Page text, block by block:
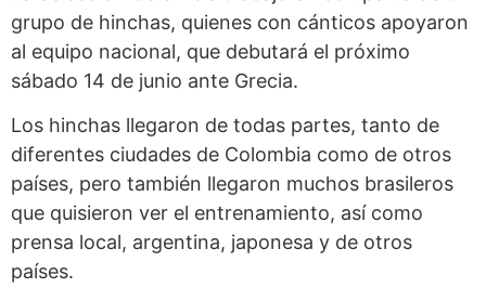
grupo de hinchas, quienes con cánticos apoyaron
al equipo nacional, que debutará el próximo
sábado 14 de junio ante Grecia.
Los hinchas llegaron de todas partes, tanto de
diferentes ciudades de Colombia como de otros
países, pero también llegaron muchos brasileros
que quisieron ver el entrenamiento, así como
prensa local, argentina, japonesa y de otros
países.